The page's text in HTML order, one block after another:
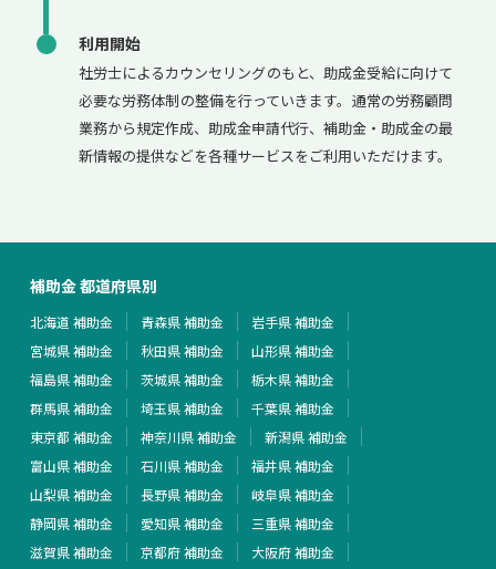
利用開始
社労士によるカウンセリングのもと、助成金受給に向けて
必要な労務体制の整備を行っていきます。通常の労務顧問
業務から規定作成、助成金申請代行、補助金・助成金の最
新情報の提供などを各種サービスをご利用いただけます。
補助金 都道府県別
北海道 補助金 青森県 補助金
岩手県 補助金
宮城県 補助金
秋田県 補助金
山形県 補助金
福島県 補助金
茨城県 補助金
栃木県 補助金
群馬県 補助金
埼玉県 補助金
千葉県 補助金
東京都 補助金
神奈川県 補助金
新潟県 補助金
富山県 補助金
石川県 補助金
福井県 補助金
山梨県 補助金
長野県 補助金
岐阜県 補助金
静岡県 補助金
愛知県 補助金
三重県 補助金
滋賀県 補助金
京都府 補助金
大阪府 補助金